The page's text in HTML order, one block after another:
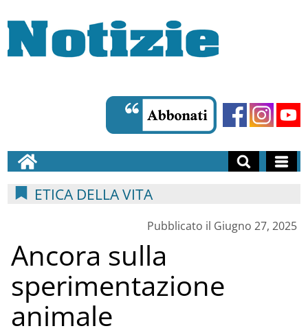
ETICA DELLA VITA
Pubblicato il Giugno 27, 2025
Ancora sulla
sperimentazione
animale